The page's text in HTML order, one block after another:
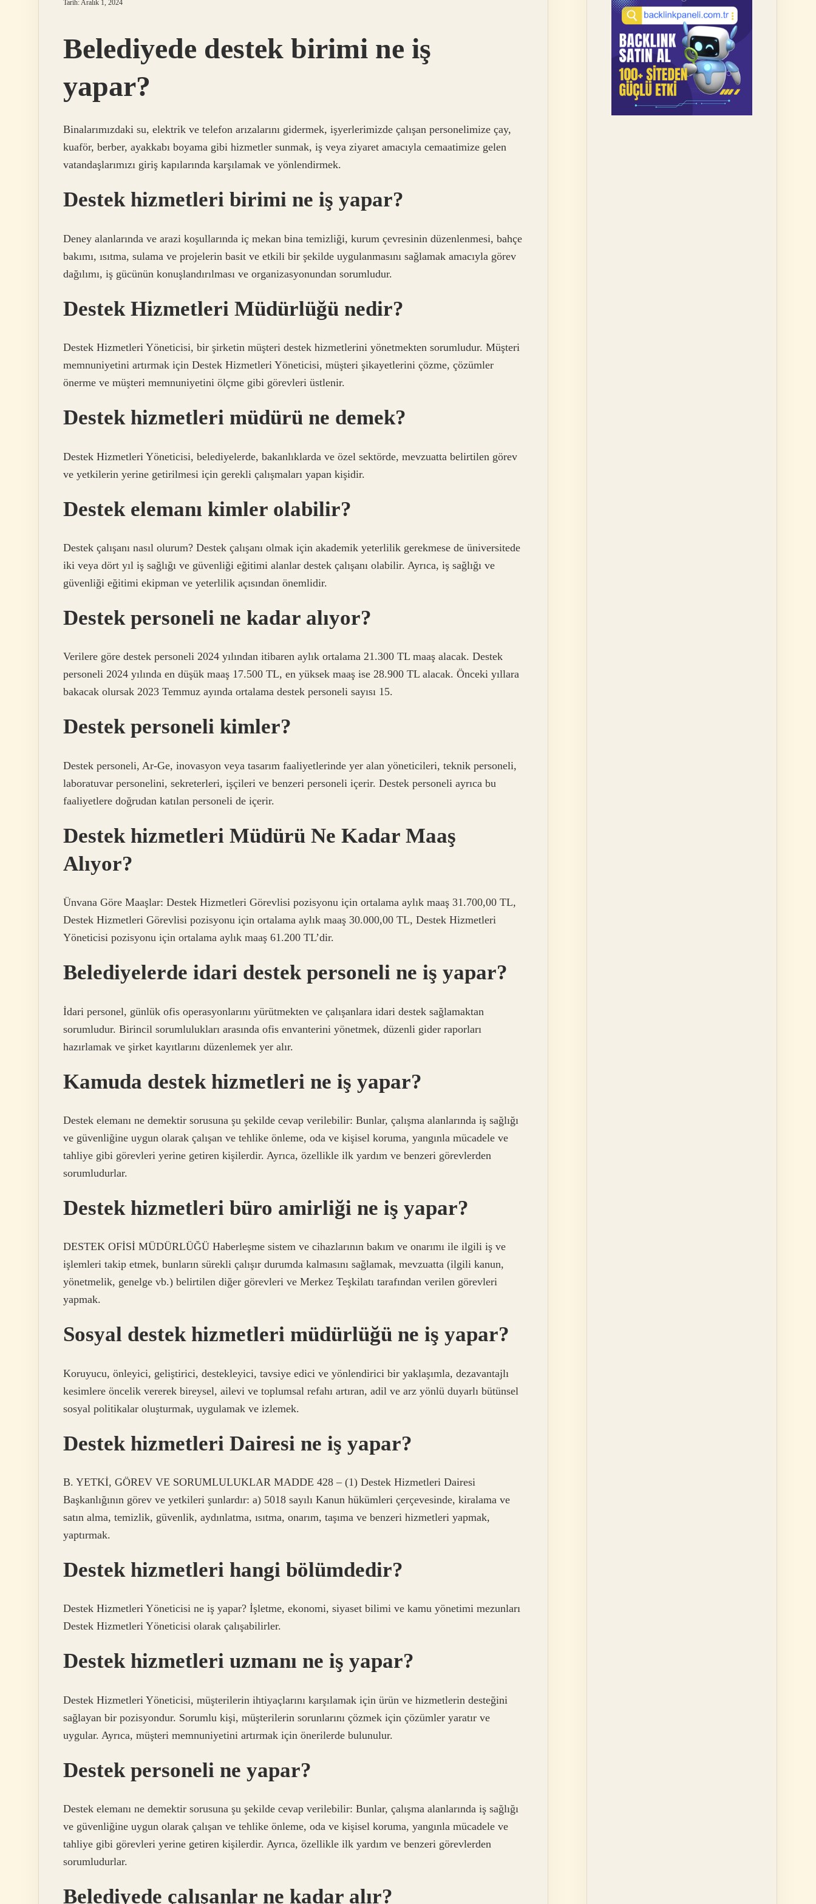
Tarih: Aralık 1, 2024
Belediyede destek birimi ne iş
yapar?
Binalarımızdaki su, elektrik ve telefon arızalarını gidermek, işyerlerimizde çalışan personelimize çay,
kuaför, berber, ayakkabı boyama gibi hizmetler sunmak, iş veya ziyaret amacıyla cemaatimize gelen
vatandaşlarımızı giriş kapılarında karşılamak ve yönlendirmek.
Destek hizmetleri birimi ne iş yapar?
Deney alanlarında ve arazi koşullarında iç mekan bina temizliği, kurum çevresinin düzenlenmesi, bahçe
bakımı, ısıtma, sulama ve projelerin basit ve etkili bir şekilde uygulanmasını sağlamak amacıyla görev
dağılımı, iş gücünün konuşlandırılması ve organizasyonundan sorumludur.
Destek Hizmetleri Müdürlüğü nedir?
Destek Hizmetleri Yöneticisi, bir şirketin müşteri destek hizmetlerini yönetmekten sorumludur. Müşteri
memnuniyetini artırmak için Destek Hizmetleri Yöneticisi, müşteri şikayetlerini çözme, çözümler
önerme ve müşteri memnuniyetini ölçme gibi görevleri üstlenir.
Destek hizmetleri müdürü ne demek?
Destek Hizmetleri Yöneticisi, belediyelerde, bakanlıklarda ve özel sektörde, mevzuatta belirtilen görev
ve yetkilerin yerine getirilmesi için gerekli çalışmaları yapan kişidir.
Destek elemanı kimler olabilir?
Destek çalışanı nasıl olurum? Destek çalışanı olmak için akademik yeterlilik gerekmese de üniversitede
iki veya dört yıl iş sağlığı ve güvenliği eğitimi alanlar destek çalışanı olabilir. Ayrıca, iş sağlığı ve
güvenliği eğitimi ekipman ve yeterlilik açısından önemlidir.
Destek personeli ne kadar alıyor?
Verilere göre destek personeli 2024 yılından itibaren aylık ortalama 21.300 TL maaş alacak. Destek
personeli 2024 yılında en düşük maaş 17.500 TL, en yüksek maaş ise 28.900 TL alacak. Önceki yıllara
bakacak olursak 2023 Temmuz ayında ortalama destek personeli sayısı 15.
Destek personeli kimler?
Destek personeli, Ar-Ge, inovasyon veya tasarım faaliyetlerinde yer alan yöneticileri, teknik personeli,
laboratuvar personelini, sekreterleri, işçileri ve benzeri personeli içerir. Destek personeli ayrıca bu
faaliyetlere doğrudan katılan personeli de içerir.
Destek hizmetleri Müdürü Ne Kadar Maaş
Alıyor?
Ünvana Göre Maaşlar: Destek Hizmetleri Görevlisi pozisyonu için ortalama aylık maaş 31.700,00 TL,
Destek Hizmetleri Görevlisi pozisyonu için ortalama aylık maaş 30.000,00 TL, Destek Hizmetleri
Yöneticisi pozisyonu için ortalama aylık maaş 61.200 TL’dir.
Belediyelerde idari destek personeli ne iş yapar?
İdari personel, günlük ofis operasyonlarını yürütmekten ve çalışanlara idari destek sağlamaktan
sorumludur. Birincil sorumlulukları arasında ofis envanterini yönetmek, düzenli gider raporları
hazırlamak ve şirket kayıtlarını düzenlemek yer alır.
Kamuda destek hizmetleri ne iş yapar?
Destek elemanı ne demektir sorusuna şu şekilde cevap verilebilir: Bunlar, çalışma alanlarında iş sağlığı
ve güvenliğine uygun olarak çalışan ve tehlike önleme, oda ve kişisel koruma, yangınla mücadele ve
tahliye gibi görevleri yerine getiren kişilerdir. Ayrıca, özellikle ilk yardım ve benzeri görevlerden
sorumludurlar.
Destek hizmetleri büro amirliği ne iş yapar?
DESTEK OFİSİ MÜDÜRLÜĞÜ Haberleşme sistem ve cihazlarının bakım ve onarımı ile ilgili iş ve
işlemleri takip etmek, bunların sürekli çalışır durumda kalmasını sağlamak, mevzuatta (ilgili kanun,
yönetmelik, genelge vb.) belirtilen diğer görevleri ve Merkez Teşkilatı tarafından verilen görevleri
yapmak.
Sosyal destek hizmetleri müdürlüğü ne iş yapar?
Koruyucu, önleyici, geliştirici, destekleyici, tavsiye edici ve yönlendirici bir yaklaşımla, dezavantajlı
kesimlere öncelik vererek bireysel, ailevi ve toplumsal refahı artıran, adil ve arz yönlü duyarlı bütünsel
sosyal politikalar oluşturmak, uygulamak ve izlemek.
Destek hizmetleri Dairesi ne iş yapar?
B. YETKİ, GÖREV VE SORUMLULUKLAR MADDE 428 – (1) Destek Hizmetleri Dairesi
Başkanlığının görev ve yetkileri şunlardır: a) 5018 sayılı Kanun hükümleri çerçevesinde, kiralama ve
satın alma, temizlik, güvenlik, aydınlatma, ısıtma, onarım, taşıma ve benzeri hizmetleri yapmak,
yaptırmak.
Destek hizmetleri hangi bölümdedir?
Destek Hizmetleri Yöneticisi ne iş yapar? İşletme, ekonomi, siyaset bilimi ve kamu yönetimi mezunları
Destek Hizmetleri Yöneticisi olarak çalışabilirler.
Destek hizmetleri uzmanı ne iş yapar?
Destek Hizmetleri Yöneticisi, müşterilerin ihtiyaçlarını karşılamak için ürün ve hizmetlerin desteğini
sağlayan bir pozisyondur. Sorumlu kişi, müşterilerin sorunlarını çözmek için çözümler yaratır ve
uygular. Ayrıca, müşteri memnuniyetini artırmak için önerilerde bulunulur.
Destek personeli ne yapar?
Destek elemanı ne demektir sorusuna şu şekilde cevap verilebilir: Bunlar, çalışma alanlarında iş sağlığı
ve güvenliğine uygun olarak çalışan ve tehlike önleme, oda ve kişisel koruma, yangınla mücadele ve
tahliye gibi görevleri yerine getiren kişilerdir. Ayrıca, özellikle ilk yardım ve benzeri görevlerden
sorumludurlar.
Belediyede çalışanlar ne kadar alır?